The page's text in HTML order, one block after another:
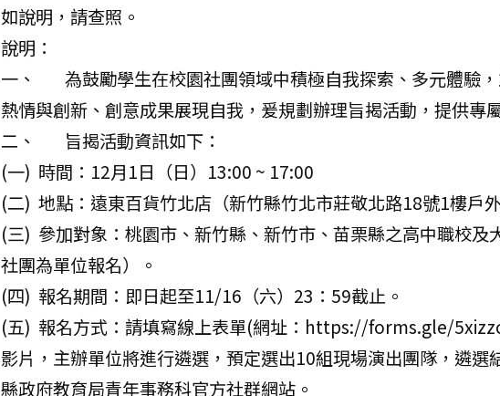
如說明，請查照。
說明：
一、 為鼓勵學生在校園社團領域中積極自我探索、多元體驗
熱情與創新、創意成果展現自我，爰規劃辦理旨揭活動，提供專
二、 旨揭活動資訊如下：
(一) 時間：12月1日（日）13:00 ~ 17:00
(二) 地點：遠東百貨竹北店（新竹縣竹北市莊敬北路18號1樓戶外
(三) 參加對象：桃園市、新竹縣、新竹市、苗栗縣之高中職校及
社團為單位報名）。
(四) 報名期間：即日起至11/16（六）23：59截止。
(五) 報名方式：請填寫線上表單(網址：https://forms.gle/
影片，主辦單位將進行遴選，預定選出10組現場演出團隊，遴
縣政府教育局青年事務科官方社群網站。